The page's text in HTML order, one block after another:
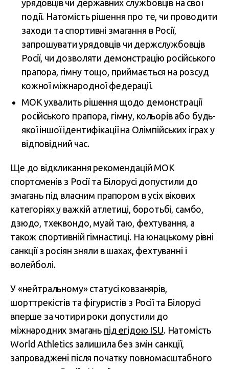
урядовців чи державних службовців на свої
події. Натомість рішення про те, чи проводити
заходи та спортивні змагання в Росії,
запрошувати урядовців чи держслужбовців
Росії, чи дозволяти демонстрацію російського
прапора, гімну тощо, приймається на розсуд
кожної міжнародної федерації.
МОК ухвалить рішення щодо демонстрації
російського прапора, гімну, кольорів або будь-
якої іншої ідентифікації на Олімпійських іграх у
відповідний час.
Ще до відкликання рекомендацій МОК
спортсменів з Росії та Білорусі допустили до
змагань під власним прапором в усіх вікових
категоріях у важкій атлетиці, боротьбі, самбо,
дзюдо, тхеквондо, муай таю, фехтування, а
також спортивній гімнастиці. На юнацькому рівні
санкції з росіян зняли в шахах, фехтуванні і
волейболі.
У «нейтральному» статусі ковзанярів,
шорттрекістів та фігуристів з Росії та Білорусі
вперше за чотири роки допустили до
міжнародних змагань під егідою ISU. Натомість
World Athletics залишила без змін санкції,
запроваджені після початку повномасштабного